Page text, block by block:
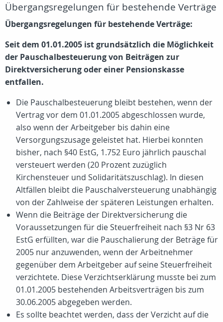
Übergangsregelungen für bestehende Verträge
Übergangsregelungen für bestehende Verträge:
Seit dem 01.01.2005 ist grundsätzlich die Möglichkeit
der Pauschalbesteuerung von Beiträgen zur
Direktversicherung oder einer Pensionskasse
entfallen.
Die Pauschalbesteuerung bleibt bestehen, wenn der
Vertrag vor dem 01.01.2005 abgeschlossen wurde,
also wenn der Arbeitgeber bis dahin eine
Versorgungszusage geleistet hat. Hierbei konnten
bisher, nach §40 EstG, 1.752 Euro jährlich pauschal
versteuert werden (20 Prozent zuzüglich
Kirchensteuer und Solidaritätszuschlag). In diesen
Altfällen bleibt die Pauschalversteuerung unabhängig
von der Zahlweise der späteren Leistungen erhalten.
Wenn die Beiträge der Direktversicherung die
Voraussetzungen für die Steuerfreiheit nach §3 Nr 63
EstG erfüllten, war die Pauschalierung der Beträge für
2005 nur anzuwenden, wenn der Arbeitnehmer
gegenüber dem Arbeitgeber auf seine Steuerfreiheit
verzichtete. Diese Verzichtserklärung musste bei zum
01.01.2005 bestehenden Arbeitsverträgen bis zum
30.06.2005 abgegeben werden.
Es sollte beachtet werden, dass der Verzicht auf die